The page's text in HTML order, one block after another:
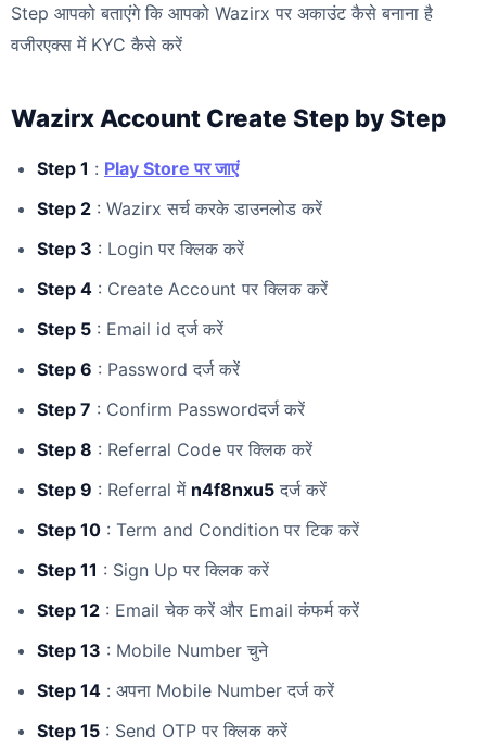
Step आपको बताएंगे कि आपको Wazirx पर अकाउंट कैसे बनाना है
वजीरएक्स में KYC कैसे करें
Wazirx Account Create Step by Step
Step 1 : Play Store पर जाएं
Step 2 : Wazirx सर्च करके डाउनलोड करें
Step 3 : Login पर क्लिक करें
Step 4 : Create Account पर क्लिक करें
Step 5 : Email id दर्ज करें
Step 6 : Password दर्ज करें
Step 7 : Confirm Passwordदर्ज करें
Step 8 : Referral Code पर क्लिक करें
Step 9 : Referral में n4f8nxu5 दर्ज करें
Step 10 : Term and Condition पर टिक करें
Step 11 : Sign Up पर क्लिक करें
Step 12 : Email चेक करें और Email कंफर्म करें
Step 13 : Mobile Number चुने
Step 14 : अपना Mobile Number दर्ज करें
Step 15 : Send OTP पर क्लिक करें